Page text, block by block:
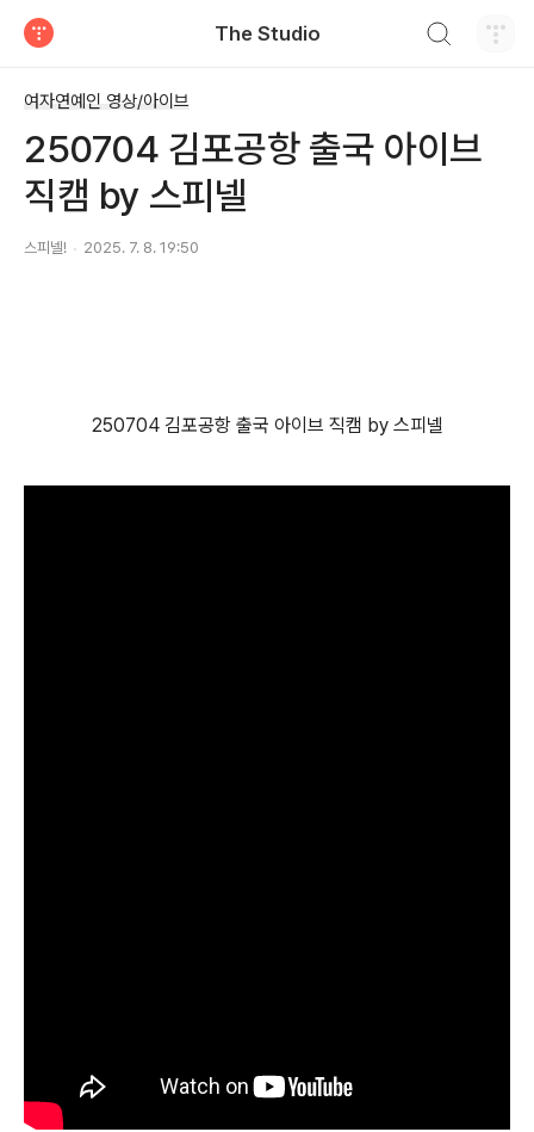
The Studio
여자연예인 영상/아이브
250704 김포공항 출국 아이브
직캠 by 스피넬
스피넬! 2025. 7. 8. 19:50
250704 김포공항 출국 아이브 직캠 by 스피넬